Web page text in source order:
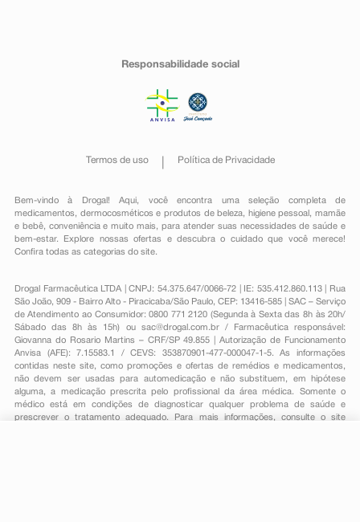
Responsabilidade social
Termos de uso Política de Privacidade
Bem-vindo à Drogal! Aqui, você encontra uma seleção completa de
medicamentos , dermocosméticos e produtos de beleza, higiene pessoal ,mamãe
e bebê, conveniênciae muito mais, para atender suas necessidades de saúde e
bem-estar. Explore nossas ofertas e descubra o cuidado que você merece!
Confira todas as categorias do site.
Drogal Farmacêutica LTDA | CNPJ: 54.375.647/0066-72 | IE: 535.412.860.113 | Rua
São João, 909 - Bairro Alto - Piracicaba/São Paulo, CEP: 13416-585 | SAC – Serviço
de Atendimento ao Consumidor: 0800 771 2120 (Segunda à Sexta das 8h às 20h/
Sábado das 8h às 15h) ou sac@drogal.com.br/ Farmacêutica responsável:
Giovanna do Rosario Martins – CRF/SP 49.855 | Autorização de Funcionamento
Anvisa (AFE): 7.15583.1 / CEVS: 353870901-477-000047-1-5. As informações
contidas neste site, como promoções e ofertas de remédios e medicamentos,
não devem ser usadas para automedicação e não substituem, em hipótese
alguma, a medicação prescrita pelo profissional da área médica. Somente o
médico está em condições de diagnosticar qualquer problema de saúde e
prescrever o tratamento adequado. Para mais informações, consulte o site